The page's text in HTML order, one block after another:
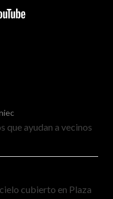
que ayudan a vecinos
cubierto en Plaza